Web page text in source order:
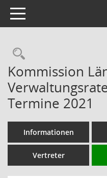
Toggle navigation
Kommission
Termine 2021
Informationen
Vertreter